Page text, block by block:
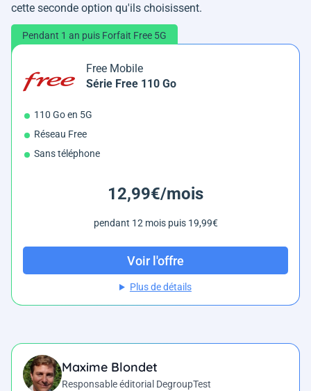
cette seconde option qu'ils choisissent.
Pendant 1 an puis Forfait Free 5G
Free Mobile
Série Free 110 Go
110 Go en 5G
Réseau Free
Sans téléphone
12,99€/mois
pendant 12 mois puis 19,99€
Voir l'offre
Plus de détails
Maxime Blondet
Responsable éditorial DegroupTest